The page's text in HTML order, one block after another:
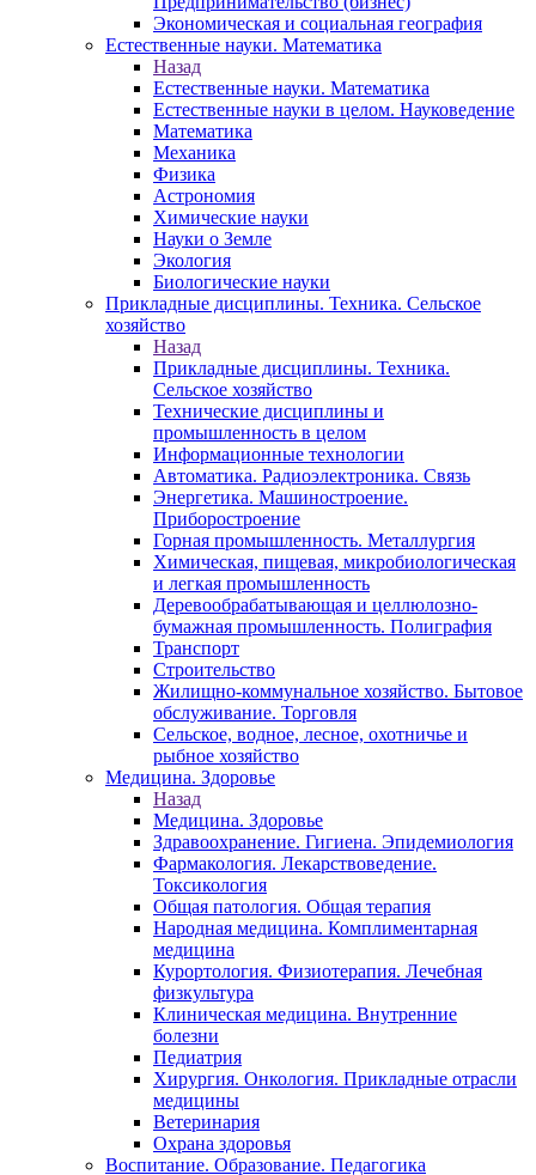
Экономическая и социальная география
Естественные науки. Математика
Назад
Естественные науки. Математика
Естественные науки в целом. Науковедение
Математика
Механика
Физика
Астрономия
Химические науки
Науки о Земле
Экология
Биологические науки
Прикладные дисциплины. Техника. Сельское
хозяйство
Назад
Прикладные дисциплины. Техника.
Сельское хозяйство
Технические дисциплины и
промышленность в целом
Информационные технологии
Автоматика. Радиоэлектроника. Связь
Энергетика. Машиностроение.
Приборостроение
Горная промышленность. Металлургия
Химическая, пищевая, микробиологическая
и легкая промышленность
Деревообрабатывающая и целлюлозно-
бумажная промышленность. Полиграфия
Транспорт
Строительство
Жилищно-коммунальное хозяйство. Бытовое
обслуживание. Торговля
Сельское, водное, лесное, охотничье и
рыбное хозяйство
Медицина. Здоровье
Назад
Медицина. Здоровье
Здравоохранение. Гигиена. Эпидемиология
Фармакология. Лекарствоведение.
Токсикология
Общая патология. Общая терапия
Народная медицина. Комплиментарная
медицина
Курортология. Физиотерапия. Лечебная
физкультура
Клиническая медицина. Внутренние
болезни
Педиатрия
Хирургия. Онкология. Прикладные отрасли
медицины
Ветеринария
Охрана здоровья
Воспитание. Образование. Педагогика